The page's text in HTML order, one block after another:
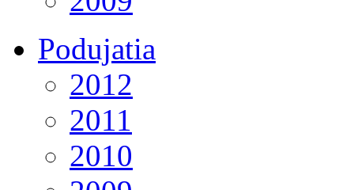
Podujatia
2012
2011
2010